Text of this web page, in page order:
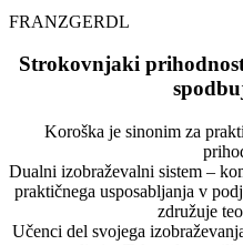
FRANZGERDL
Strokovnjaki
Koroška je sinonim za
Dualni izobraževalni sistem –
praktičnega usposabljanja v
združuje
Učenci del svojega